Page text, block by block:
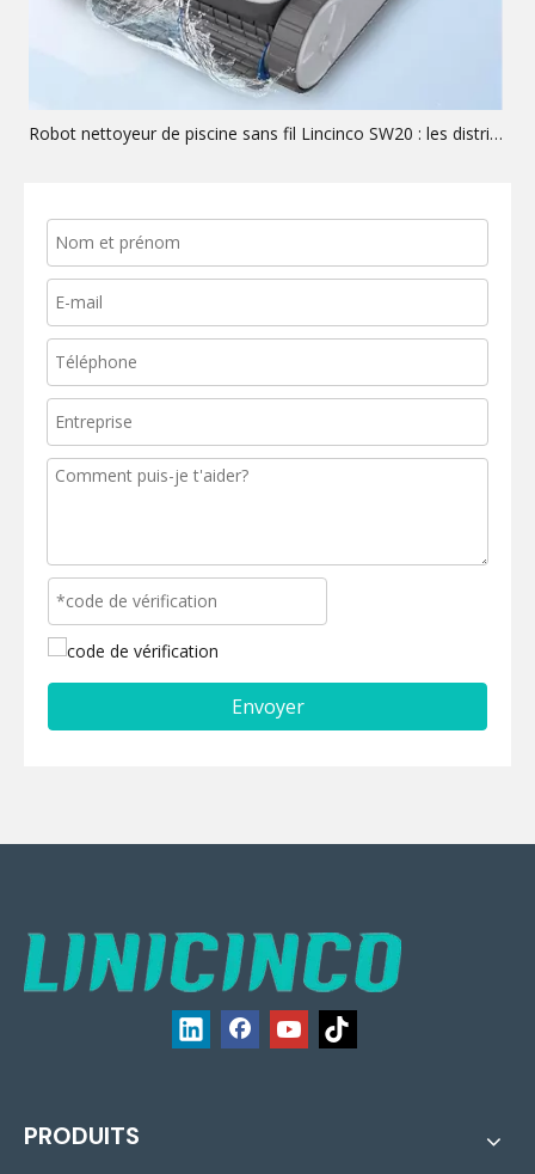
Robot nettoyeur de piscine sans fil Lincinco SW20 : les distributeurs d'opportunités OEM à marge élevée attendaient
Envoyer
PRODUITS